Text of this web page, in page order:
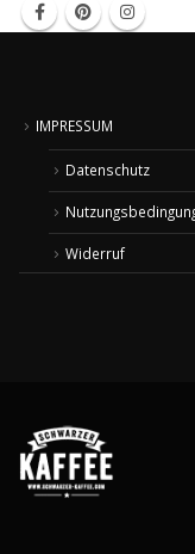
IMPRESSUM
Datenschutz
Widerruf